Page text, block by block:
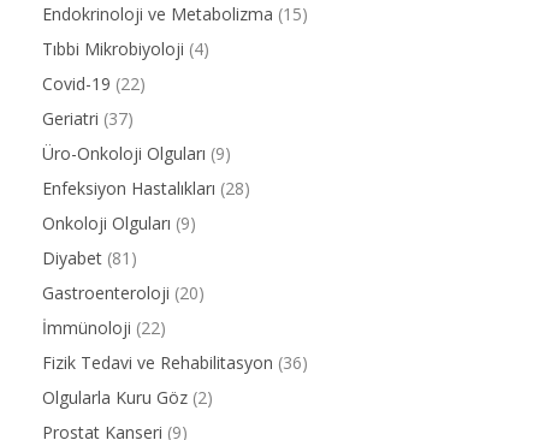
Endokrinoloji ve Metabolizma (15)
Tıbbi Mikrobiyoloji (4)
Covid-19 (22)
Geriatri (37)
Üro-Onkoloji Olguları (9)
Enfeksiyon Hastalıkları (28)
Onkoloji Olguları (9)
Diyabet (81)
Gastroenteroloji (20)
İmmünoloji (22)
Fizik Tedavi ve Rehabilitasyon (36)
Olgularla Kuru Göz (2)
Prostat Kanseri (9)